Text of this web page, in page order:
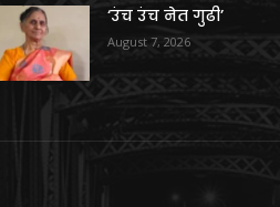
‘उंच उंच नेत गुढी’
August 7, 2026